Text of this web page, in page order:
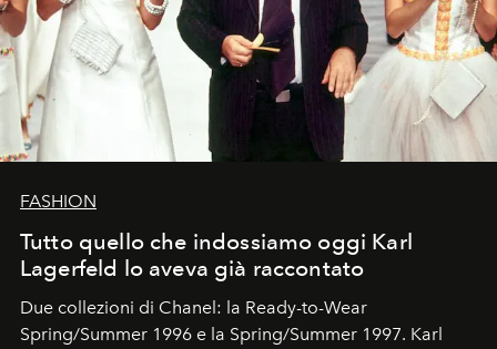
FASHION
Tutto quello che indossiamo oggi Karl
Lagerfeld lo aveva già raccontato
Due collezioni di Chanel: la Ready-to-Wear
Spring/Summer 1996 e la Spring/Summer 1997. Karl